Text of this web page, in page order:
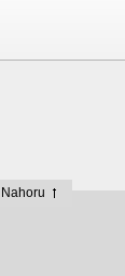
Nahoru